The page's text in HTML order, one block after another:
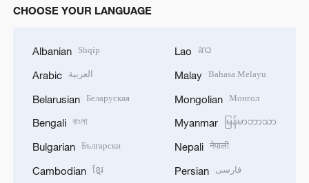
CHOOSE YOUR LANGUAGE
Albanian Shqip
Arabic العربية
Belarusian Беларуская
Bengali বাংলা
Bulgarian Български
Cambodian ខ្មែរ
Lao ລາວ
Malay Bahasa Melayu
Mongolian Монгол
Myanmar မြန်မာဘာသာ
Nepali नेपाली
Persian فارسی